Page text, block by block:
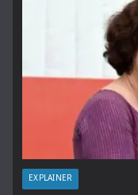
EXPLAINER